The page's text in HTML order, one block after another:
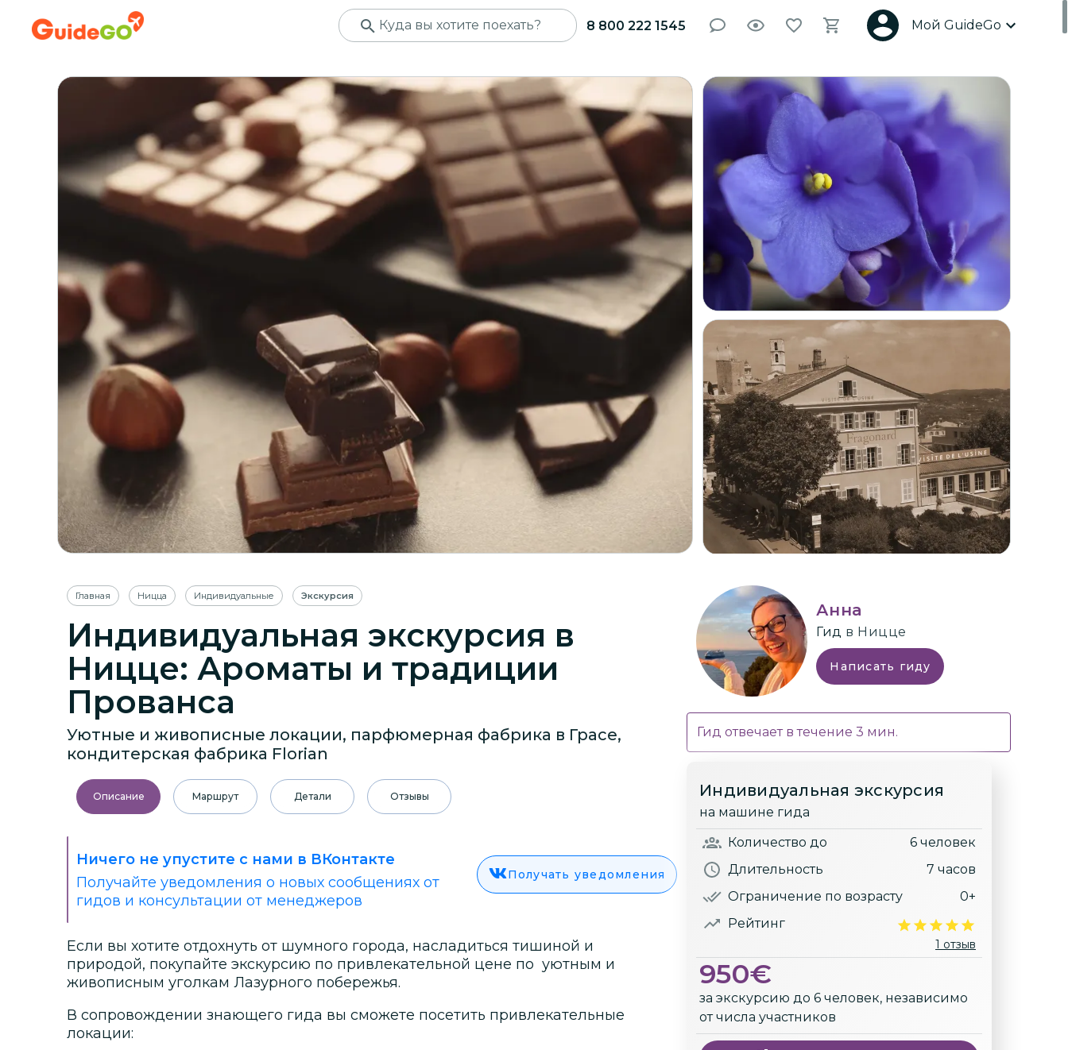
8 800 222 1545 Мой GuideGo
+2
Главная Ницца Индивидуальные Экскурсия
Индивидуальная экскурсия в
Ницце: Ароматы и традиции
Прованса
Уютные и живописные локации, парфюмерная фабрика в Грасе,
кондитерская фабрика Florian
Описание Маршрут Детали Отзывы
Ничего не упустите с нами в ВКонтакте
Получайте уведомления о новых сообщениях от
гидов и консультации от менеджеров
Получать уведомления
Если вы хотите отдохнуть от шумного города, насладиться тишиной и
природой, покупайте экскурсию по привлекательной цене по уютным и
живописным уголкам Лазурного побережья.
В сопровождении знающего гида вы сможете посетить привлекательные
локации:
Анна
Гид в Ницце
Написать гиду
Гид отвечает в течение 3 мин.
Индивидуальная экскурсия
на машине гида
Количество до
6 человек
Длительность
7 часов
Ограничение по возрасту
0+
Рейтинг
1 отзыв
950€
за экскурсию до 6 человек, независимо
от числа участников